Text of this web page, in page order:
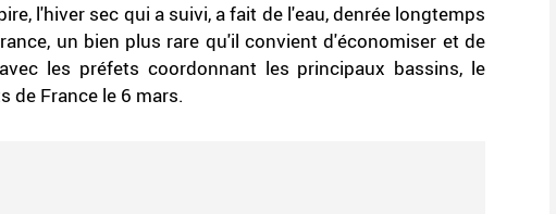
l'hiver sec qui a suivi, a fait de l'eau, denrée longtemps
un bien plus rare qu'il convient d'économiser et de
les préfets coordonnant les principaux bassins, le
de France le 6 mars.